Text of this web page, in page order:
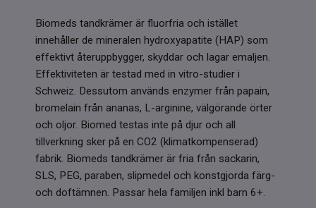
Kristaller
Infrarött Ljus
Vattenrening & Övrigt
Transdermala plåster
Fyndlådan
Biomeds tandkrämer är fluorfria och istället
innehåller de mineralen hydroxyapatite (HAP) som
effektivt återuppbygger, skyddar och lagar emaljen.
Effektiviteten är testad med in vitro-studier i
Schweiz. Dessutom används enzymer från papain,
bromelain från ananas, L-arginine, välgörande örter
och oljor. Biomed testas inte på djur och all
tillverkning sker på en CO2 (klimatkompenserad)
fabrik. Biomeds tandkrämer är fria från sackarin,
SLS, PEG, paraben, slipmedel och konstgjorda färg-
och doftämnen. Passar hela familjen inkl barn 6+.